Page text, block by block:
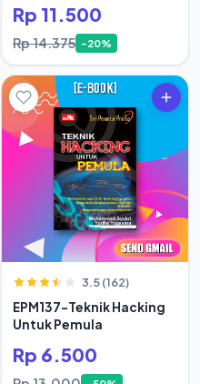
Rp 11.500
Rp 14.375 -20%
3.5 (162)
EPM137-Teknik Hacking
Untuk Pemula
Rp 6.500